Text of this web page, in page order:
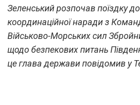
Зеленський розпочав поїздку
координаційної наради з
Військово-Морських сил
щодо безпекових питань
це глава держави повідомив у